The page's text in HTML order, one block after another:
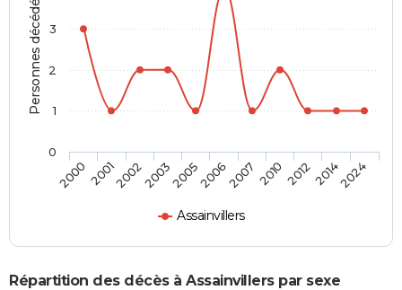
Personnes décédées
Assainvillers
2000 200120022003200520062007 2010 201220142024
0
1
2
3
Répartition des décès à Assainvillers par sexe